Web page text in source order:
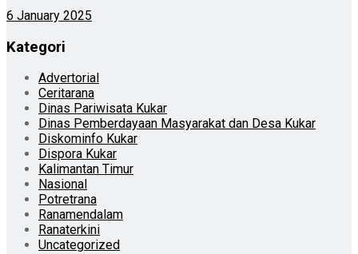
6 January 2025
Kategori
Advertorial
Ceritarana
Dinas Pariwisata Kukar
Dinas Pemberdayaan Masyarakat dan Desa Kukar
Diskominfo Kukar
Dispora Kukar
Kalimantan Timur
Nasional
Potretrana
Ranamendalam
Ranaterkini
Uncategorized